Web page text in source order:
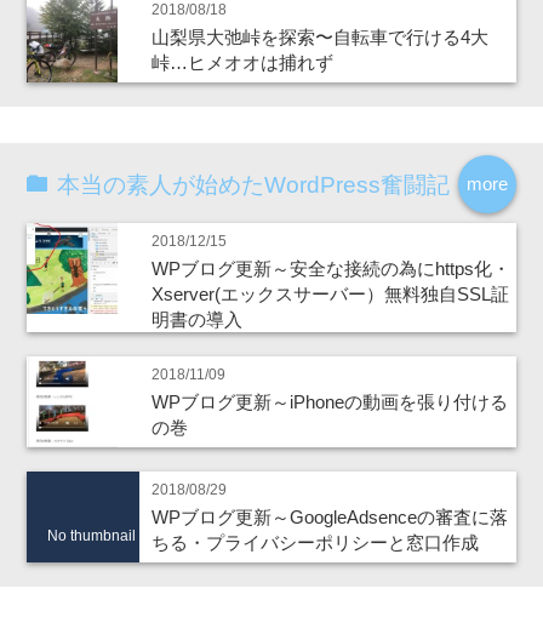
2018/08/18
山梨県大弛峠を探索〜自転車で行ける4大
峠…ヒメオオは捕れず
more
本当の素人が始めたWordPress奮闘記
2018/12/15
WPブログ更新～安全な接続の為にhttps化・
Xserver(エックスサーバー）無料独自SSL証
明書の導入
2018/11/09
WPブログ更新～iPhoneの動画を張り付ける
の巻
No thumbnail
2018/08/29
WPブログ更新～GoogleAdsenceの審査に落
ちる・プライバシーポリシーと窓口作成